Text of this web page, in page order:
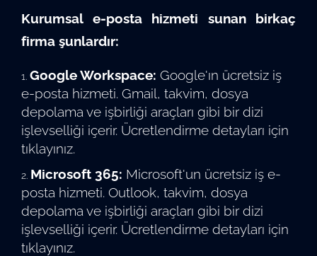
Kurumsal e-posta hizmeti sunan birkaç
firma şunlardır:
Google Workspace: Google'ın ücretsiz iş
e-posta hizmeti. Gmail, takvim, dosya
depolama ve işbirliği araçları gibi bir dizi
işlevselliği içerir. Ücretlendirme detayları için
tıklayınız.
Microsoft 365: Microsoft'un ücretsiz iş e-
posta hizmeti. Outlook, takvim, dosya
depolama ve işbirliği araçları gibi bir dizi
işlevselliği içerir. Ücretlendirme detayları için
tıklayınız.